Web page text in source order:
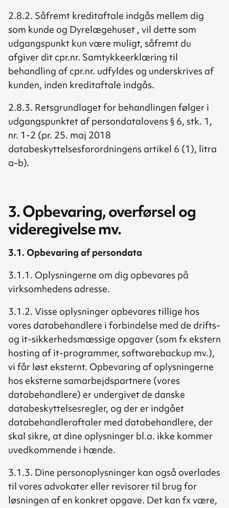
2.8.2. Såfremt kreditaftale indgås mellem dig
som kunde og Dyrelægehuset , vil dette som
udgangspunkt kun være muligt, såfremt du
afgiver dit cpr.nr. Samtykkeerklæring til
behandling af cpr.nr. udfyldes og underskrives af
kunden, inden kreditaftale indgås.
2.8.3. Retsgrundlaget for behandlingen følger i
udgangspunktet af persondatalovens § 6, stk. 1,
nr. 1-2 (pr. 25. maj 2018
databeskyttelsesforordningens artikel 6 (1), litra
a-b).
3. Opbevaring, overførsel og
videregivelse mv.
3.1. Opbevaring af persondata
3.1.1. Oplysningerne om dig opbevares på
virksomhedens adresse.
3.1.2. Visse oplysninger opbevares tillige hos
vores databehandlere i forbindelse med de drifts-
og it-sikkerhedsmæssige opgaver (som fx ekstern
hosting af it-programmer, softwarebackup mv.),
vi får løst eksternt. Opbevaring af oplysningerne
hos eksterne samarbejdspartnere (vores
databehandlere) er undergivet de danske
databeskyttelsesregler, og der er indgået
databehandleraftaler med databehandlere, der
skal sikre, at dine oplysninger bl.a. ikke kommer
uvedkommende i hænde.
3.1.3. Dine personoplysninger kan også overlades
til vores advokater eller revisorer til brug for
løsningen af en konkret opgave. Det kan fx være,